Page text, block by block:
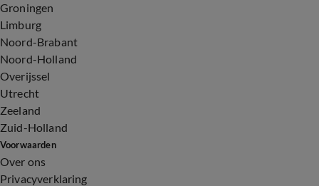
Groningen
Limburg
Noord-Brabant
Noord-Holland
Overijssel
Utrecht
Zeeland
Zuid-Holland
Voorwaarden
Over ons
Privacyverklaring